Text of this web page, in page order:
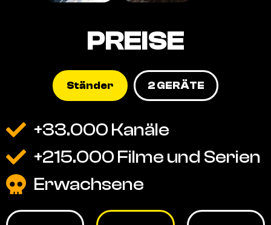
PREISE
Ständer 2 GERÄTE
+33.000 Kanäle
+215.000 Filme und Serien
Erwachsene